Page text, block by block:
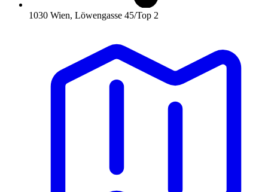
1030 Wien, Löwengasse 45/Top 2